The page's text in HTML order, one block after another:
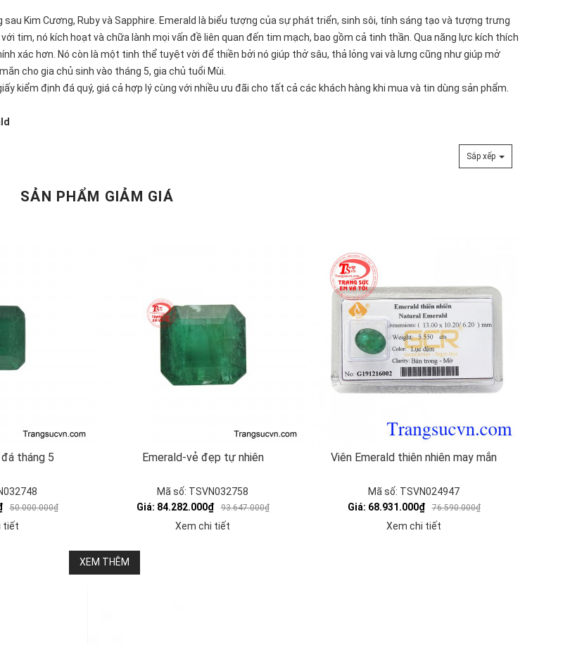
sau Kim Cương, Rubyvà Sapphire . Emerald là biểu tượng của sự phát triển, sinh sôi, tính sáng tạo và tượng trưng
tim, nó kích hoạt và chữa lành mọi vấn đề liên quan đến tim mạch, bao gồm cả tinh thần. Qua năng lực kích thích
xác hơn. Nó còn là một tinh thể tuyệt vời để thiền bởi nó giúp thở sâu, thả lỏng vai và lưng cũng như giúp mở
cho gia chủ sinh vào tháng 5, gia chủ tuổi Mùi.
kiểm định đá quý, giá cả hợp lý cùng với nhiều ưu đãi cho tất cả các khách hàng khi mua và tin dùng sản phẩm.
Sắp xếp
SẢN PHẨM GIẢM GIÁ
tháng 5
50.000.000₫
tiết
Emerald-vẻ đẹp tự nhiên
Mã số: TSVN032758
Giá: 84.282.000₫
93.647.000₫
Xem chi tiết
Viên Emerald thiên nhiên may mắn
Mã số: TSVN024947
Giá: 68.931.000₫
76.590.000₫
Xem chi tiết
XEM THÊM